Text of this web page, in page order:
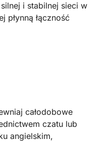
i stabilnej sieci w
płynną łączność
całodobowe
czatu lub
angielskim,